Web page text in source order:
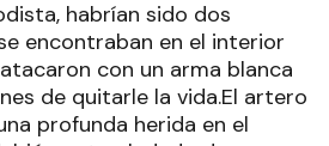
habrían sido dos
encontraban en el interior
con un arma blanca
de quitarle la vida.El artero
profunda herida en el